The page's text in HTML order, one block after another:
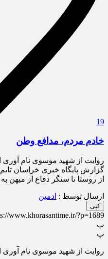
19
خادم مردم، مدافع وطن
روایت از شهید موسوی نام
گزارش پایگاه خبری خراسان
از روستا تا سنگر دفاع از میهن
ارسال توسط : ادمین
کپی
www.khorasantime.ir/?p=1689
پ
پ
روایت از شهید موسوی نام